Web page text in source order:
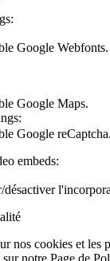
Google Webfonts.
Google Maps.
Google reCaptcha.
embeds:
nos cookies et les